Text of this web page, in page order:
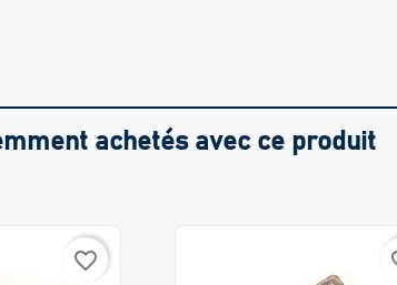
achetés avec ce produit
favorite_border